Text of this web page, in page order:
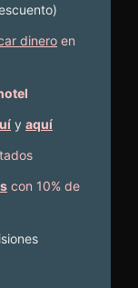
)
dinero en
y aquí
con 10% de